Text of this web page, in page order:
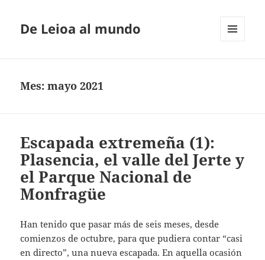
De Leioa al mundo
Mes:mayo 2021
Escapada extremeña (1):
Plasencia, el valle del Jerte y
el Parque Nacional de
Monfragüe
Han tenido que pasar más de seis meses, desde
comienzos de octubre, para que pudiera contar “casi
en directo”, una nueva escapada. En aquella ocasión